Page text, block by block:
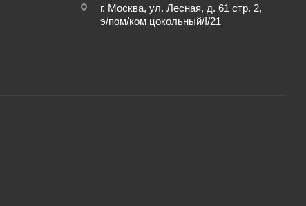
г. Москва, ул. Лесная, д. 61 стр. 2,
э/пом/ком цокольный/I/21